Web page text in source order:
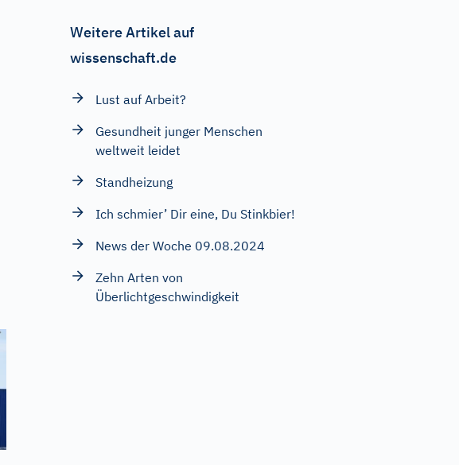
Weitere Artikel auf
wissenschaft.de
Lust auf Arbeit?
Gesundheit junger Menschen
weltweit leidet
Standheizung
Ich schmier’ Dir eine, Du Stinkbier!
News der Woche 09.08.2024
Zehn Arten von
Überlichtgeschwindigkeit